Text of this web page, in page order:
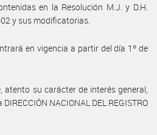
en la Resolución M.J. y D.H.
y sus modificatorias.
en vigencia a partir del día 1º de
atento su carácter de interés general,
NACIONAL DEL REGISTRO